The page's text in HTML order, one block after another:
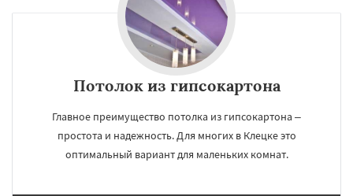
регионам
Любань Старые дороги Воложин Узда
Копыль Крупки Мядель
Потолок из гипсокартона
Главное преимущество потолка из гипсокартона –
простота и надежность. Для многих в Клецке это
оптимальный вариант для маленьких комнат.
УЗНАТЬ ПОДРОБНЕЕ